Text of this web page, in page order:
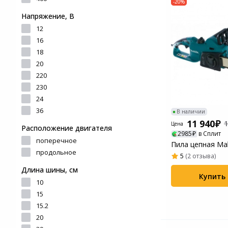
Напряжение, В
12
16
18
20
220
230
24
36
Расположение двигателя
поперечное
продольное
Длина шины, см
10
15
15.2
20
В наличии
Цена
11 940
2985 в Сплит
Пила цепная
5 (2 отзыва)
Купить
Программное
Цифровые фоторамки
Устройства
и ремонта
Наручные часы
Товары для дачи и сада
Музыкальные
инструменты
Канцтовары
Аксессуары
Системы безопасности
Торговое оборудование
Умный дом